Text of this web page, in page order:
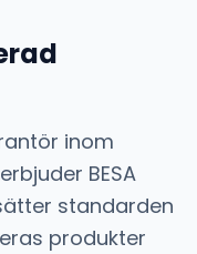
inom
erbjuder BESA
standarden
produkter